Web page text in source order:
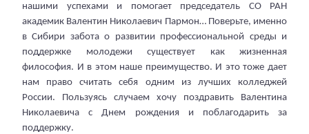
нашими успехами и помогает председатель СО РАН
академик Валентин Николаевич Пармон… Поверьте, именно
в Сибири забота о развитии профессиональной среды и
поддержке молодежи существует как жизненная
философия. И в этом наше преимущество. И это тоже дает
нам право считать себя одним из лучших колледжей
России. Пользуясь случаем хочу поздравить Валентина
Николаевича с Днем рождения и поблагодарить за
поддержку.